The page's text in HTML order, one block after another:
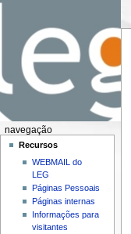
navegação
Recursos
WEBMAIL do
LEG
Páginas Pessoais
Páginas internas
Informações para
visitantes